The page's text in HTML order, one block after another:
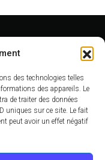
des technologies telles
des appareils. Le
de traiter des données
uniques sur ce site. Le fait
peut avoir un effet négatif